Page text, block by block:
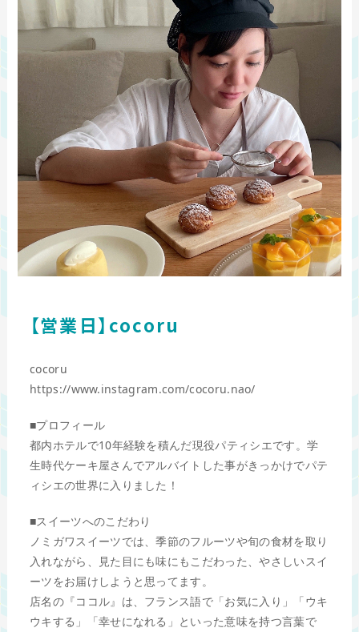
【営業日】cocoru
cocoru
https://www.instagram.com/cocoru.nao/
■プロフィール
都内ホテルで10年経験を積んだ現役パティシエです。学
生時代ケーキ屋さんでアルバイトした事がきっかけでパテ
ィシエの世界に入りました！
■スイーツへのこだわり
ノミガワスイーツでは、季節のフルーツや旬の食材を取り
入れながら、見た目にも味にもこだわった、やさしいスイ
ーツをお届けしようと思ってます。
店名の『ココル』は、フランス語で「お気に入り」「ウキ
ウキする」「幸せになれる」といった意味を持つ言葉で